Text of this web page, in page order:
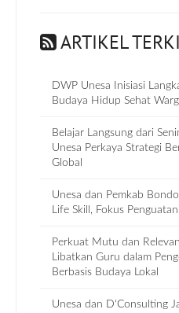
ARTIKEL
DWP Unesa Inisiasi
Budaya Hidup Sehat
Belajar Langsung dari
Unesa Perkaya Strategi
Global
Unesa dan Pemkab
Life Skill, Fokus
Perkuat Mutu dan
Libatkan Guru dalam
Berbasis Budaya Lokal
Unesa dan D‘Consulting